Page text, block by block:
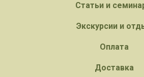
Статьи и
Экскурсии и
Оплата
Доставка